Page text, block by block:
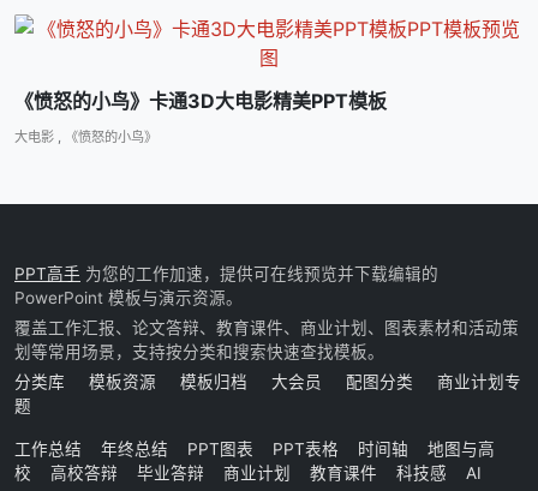
《愤怒的小鸟》卡通3D大电影精美PPT模板
大电影 , 《愤怒的小鸟》
PPT高手 为您的工作加速，提供可在线预览并下载编辑的
PowerPoint 模板与演示资源。
覆盖工作汇报、论文答辩、教育课件、商业计划、图表素材和活动策
划等常用场景，支持按分类和搜索快速查找模板。
分类库
模板资源 模板归档 大会员 配图分类
商业计划专
题
工作总结 年终总结 PPT图表 PPT表格 时间轴
地图与高
校
高校答辩 毕业答辩 商业计划 教育课件 科技感
AI